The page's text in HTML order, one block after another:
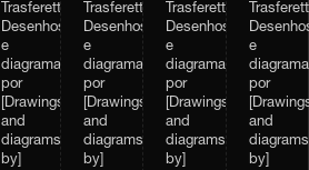
Trasferetti.
Desenhos
e
diagramas,
por
[Drawings
and
diagrams
by]
Trasferetti.
Desenhos
e
diagramas,
por
[Drawings
and
diagrams
by]
Trasferetti.
Desenhos
e
diagramas,
por
[Drawings
and
diagrams
by]
e
por
and
diagrams
by]